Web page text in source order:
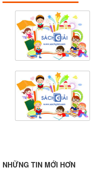
NHỮNG TIN MỚI HƠN